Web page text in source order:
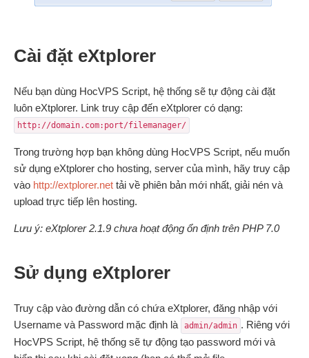
Cài đặt eXtplorer
Nếu bạn dùng HocVPS Script, hệ thống sẽ tự động cài đặt
luôn eXtplorer. Link truy cập đến eXtplorer có dạng:
http://domain.com:port/filemanager/
Trong trường hợp bạn không dùng HocVPS Script, nếu muốn
sử dụng eXtplorer cho hosting, server của mình, hãy truy cập
vào http://extplorer.net tải về phiên bản mới nhất, giải nén và
upload trực tiếp lên hosting.
Lưu ý: eXtplorer 2.1.9 chưa hoạt động ổn định trên PHP 7.0
Sử dụng eXtplorer
Truy cập vào đường dẫn có chứa eXtplorer, đăng nhập với
Username và Password mặc định là
admin/admin . Riêng với
HocVPS Script, hệ thống sẽ tự động tạo password mới và